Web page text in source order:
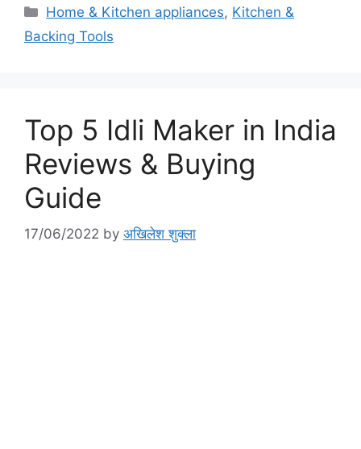
Categories
Home & Kitchen appliances, Kitchen &
Backing Tools
Top 5 Idli Maker in India
Reviews & Buying
Guide
17/06/2022 by अखिलेश शुक्ला